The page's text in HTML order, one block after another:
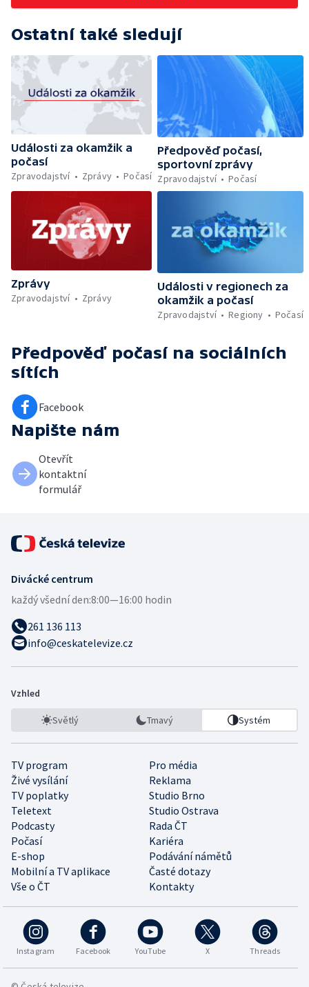
Ostatní také sledují
Události za okamžik a
počasí
Zpravodajství
Zprávy Počasí
Předpověď počasí,
sportovní zprávy
Zpravodajství
Počasí
Zprávy
Zpravodajství
Zprávy
Události v regionech za
okamžik a počasí
Zpravodajství
Regiony Počasí
Předpověď počasí na sociálních
sítích
Facebook
Napište nám
Otevřít
kontaktní
formulář
Divácké centrum
každý všední den:8:00—16:00 hodin
261 136 113
info@ceskatelevize.cz
Vzhled
Světlý Tmavý Systém
TV program
Pro média
Živé vysílání
Reklama
TV poplatky
Studio Brno
Teletext
Studio Ostrava
Podcasty
Rada ČT
Počasí
Kariéra
E-shop
Podávání námětů
Mobilní a TV aplikace
Časté dotazy
Vše o ČT
Kontakty
Instagram Facebook YouTube X Threads